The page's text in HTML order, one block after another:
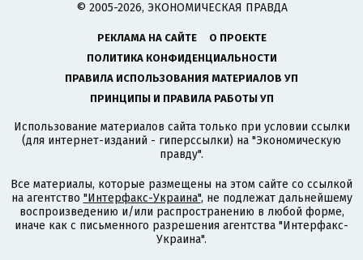
© 2005-2026, ЭКОНОМИЧЕСКАЯ ПРАВДА
РЕКЛАМА НА САЙТЕ
О ПРОЕКТЕ
ПОЛИТИКА КОНФИДЕНЦИАЛЬНОСТИ
ПРАВИЛА ИСПОЛЬЗОВАНИЯ МАТЕРИАЛОВ УП
ПРИНЦИПЫ И ПРАВИЛА РАБОТЫ УП
Использование материалов сайта только при условии ссылки
(для интернет-изданий - гиперссылки) на "Экономическую
правду".
Все материалы, которые размещены на этом сайте со ссылкой
на агентство "Интерфакс-Украина", не подлежат дальнейшему
воспроизведению и/или распространению в любой форме,
иначе как с письменного разрешения агентства "Интерфакс-
Украина".